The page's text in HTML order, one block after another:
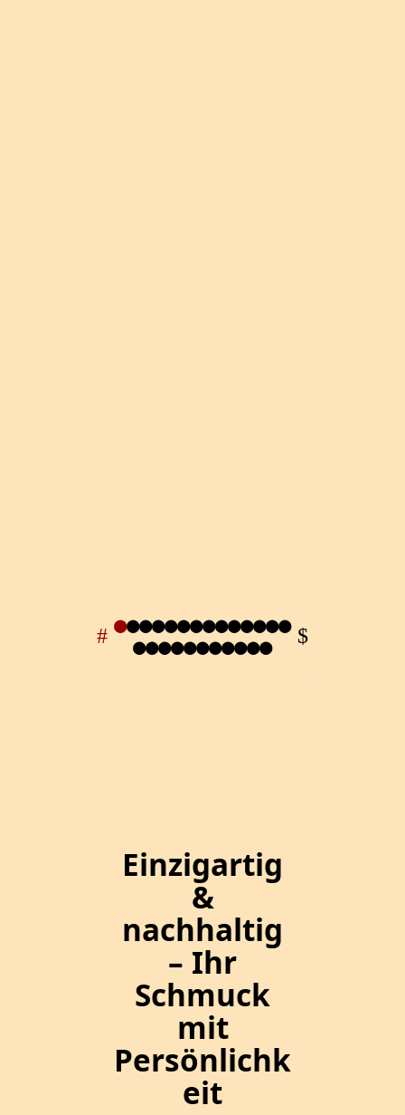
●●●●●●●●●●●●●●
●●●●●●●●●●●
Einzigartig
&
nachhaltig
– Ihr
Schmuck
mit
Persönlichk
eit